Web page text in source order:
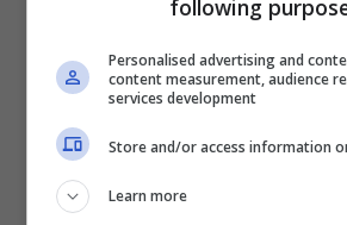
diverse una volta passata la
potrebbe presto
per il rinnovo fino al 2023.
following
Personalised advertising and
content measurement, audience
services development
Store and/or access information
Learn more